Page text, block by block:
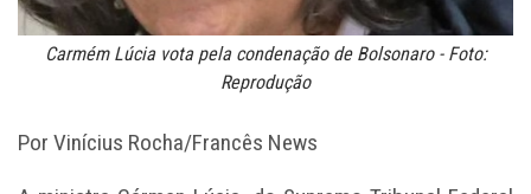
Carmém Lúcia vota pela condenação de Bolsonaro - Foto:
Reprodução
Por Vinícius Rocha/Francês News